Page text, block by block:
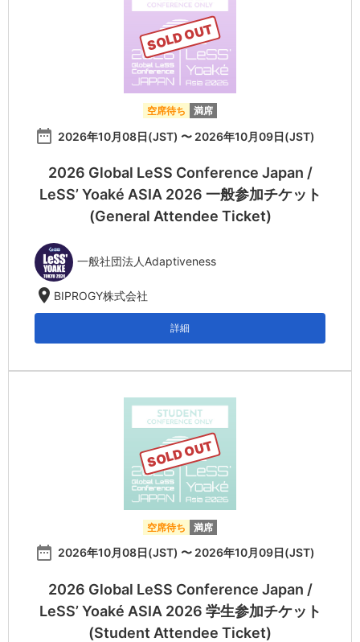
SOLD OUT
空席待ち 満席
date_range 2026年10月08日(JST) 〜 2026年10月09日(JST)
2026 Global LeSS Conference Japan /
LeSS’ Yoaké ASIA 2026 一般参加チケット
(General Attendee Ticket)
一般社団法人Adaptiveness
location_on BIPROGY株式会社
詳細
SOLD OUT
空席待ち 満席
date_range 2026年10月08日(JST) 〜 2026年10月09日(JST)
2026 Global LeSS Conference Japan /
LeSS’ Yoaké ASIA 2026 学生参加チケット
(Student Attendee Ticket)